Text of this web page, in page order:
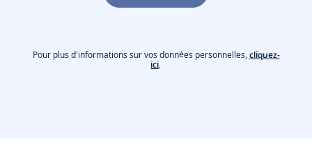
Pour plus d'informations sur vos données personnelles, cliquez-
ici.